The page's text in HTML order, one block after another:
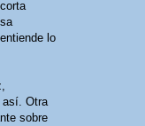
lo
así. Otra
sobre